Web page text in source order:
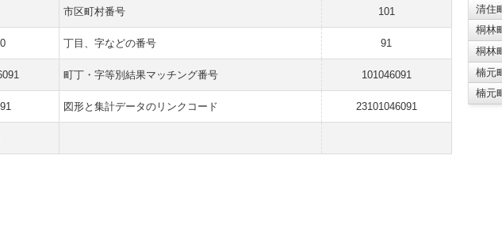
市区町村番号 101
丁目、字などの番号 91
町丁・字等別結果マッチング番号 101046091
図形と集計データのリンクコード 23101046091
清住
桐林
桐林
楠元
楠元